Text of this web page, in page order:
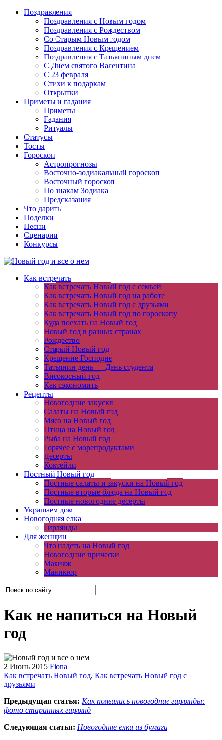
Поздравления
Поздравления с Новым годом
Поздравления с Рождеством
Со Старым Новым годом
Поздравления с Крещением
Поздравления с Татьяниным днем
С Днем святого Валентина
C 23 февраля
Стихи к подаркам
Открытки
Приметы и гадания
Приметы
Гадания
Ритуалы
Статусы
Тосты
Гороскоп
Астропрогнозы
Восточно-зодиакальный гороскоп
Восточный гороскоп
По знакам Зодиака
Предсказания
Что дарить
Поделки
Песни
Сценарии
Конкурсы
Как встречать
Как встречать Новый год с семьей
Как встречать Новый год на работе
Как встречать Новый год с друзьями
Как встречать Новый год по гороскопу
Куда поехать на Новый год
Новый год в разных странах
Рождество
Старый Новый год
Крещение Господне
Татьянин день — День студента
Високосный год
Как сэкономить
Рецепты
Новогодние закуски
Салаты на Новый год
Мясо на Новый год
Птица на Новый год
Рыба на Новый год
Горячее с морепродуктами
Десерты
Коктейли
Постный Новый год
Постные салаты и закуски на Новый год
Постные вторые блюда на Новый год
Постные новогодние десерты
Украшаем дом
Новогодняя елка
Гирлянды
Для женщин
Что надеть на Новый год
Новогодние прически
Макияж
Маникюр
Как не напиться на Новый
год
2 Июнь 2015 Fiona
Как встречать Новый год, Как встречать Новый год с
друзьями
Предыдущая статья: Как появились новогодние гирлянды:
фото старинных гирлянд
Следующая статья: Новогодние елки из бумаги